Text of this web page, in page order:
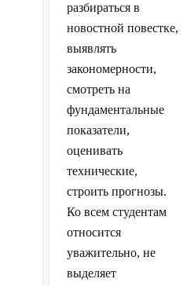
разбираться в
новостной повестке,
выявлять
закономерности,
смотреть на
фундаментальные
показатели,
оценивать
технические,
строить прогнозы.
Ко всем студентам
относится
уважительно, не
выделяет